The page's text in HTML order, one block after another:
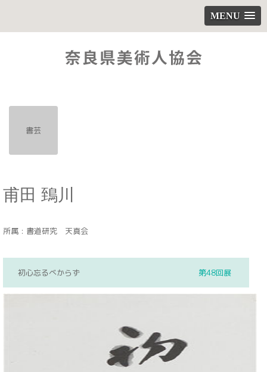
MENU
書芸
甫田 鵄川
所属 : 書道研究 天真会
初心忘るべからず 第48回展